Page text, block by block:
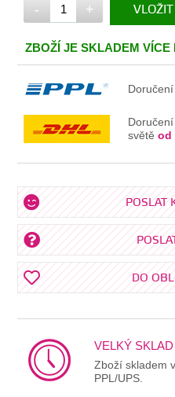
- +
ZBOŽÍ JE SKLADEM VÍCE
Doručení
světěod
POSLAT
DO
VELKÝ SKLAD
Zboží skladem
PPL/UPS.